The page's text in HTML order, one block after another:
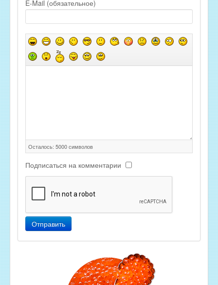
E-Mail (обязательное)
Осталось: 5000символов
Подписаться на комментарии
Отправить